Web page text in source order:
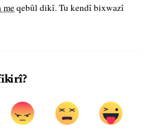
meqebûl dikî. Tu kendî bixwazî